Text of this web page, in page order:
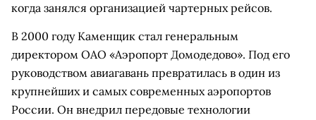
когда занялся организацией чартерных рейсов.
В 2000 году Каменщик стал генеральным
директором ОАО «Аэропорт Домодедово». Под его
руководством авиагавань превратилась в один из
крупнейших и самых современных аэропортов
России. Он внедрил передовые технологии